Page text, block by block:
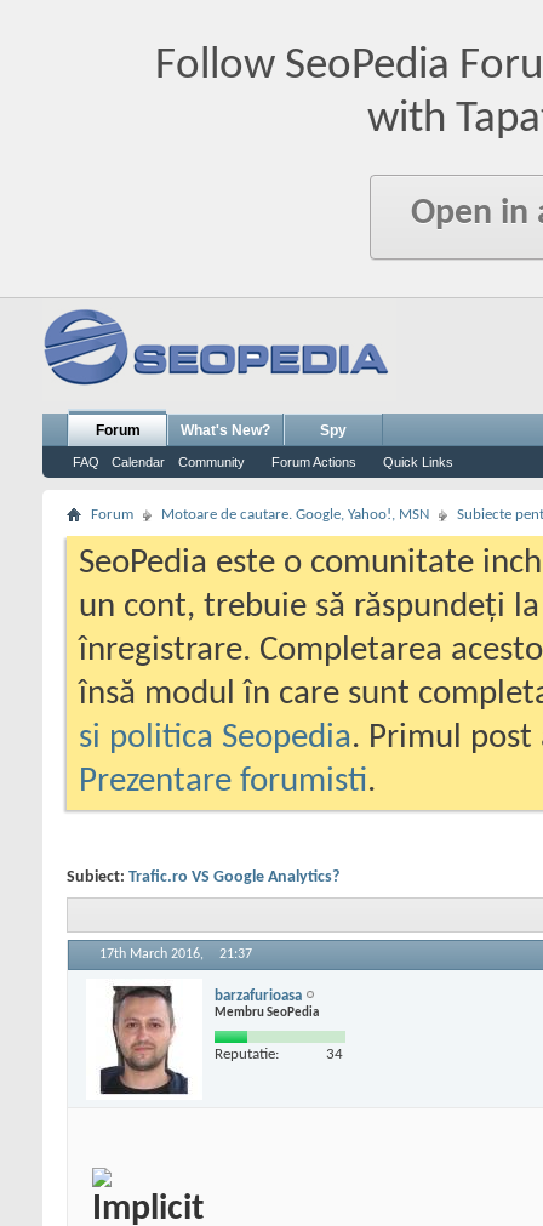
Follow SeoPedia
with
Open in
Forum
FAQ Calendar Community Forum Actions Quick Links
What's New? Spy
Forum Motoare de cautare. Google, Yahoo!, MSN Subiecte
SeoPedia este o comunitate
un cont, trebuie să răspundeți
înregistrare. Completarea
însă modul în care sunt
si politica Seopedia. Primul
Prezentare forumisti.
Subiect: Trafic.ro VS Google Analytics?
17th March 2016, 21:37
barzafurioasa
Membru SeoPedia
Reputatie: 34